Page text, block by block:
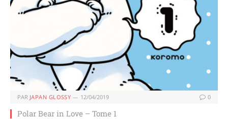
PAR JAPAN GLOSSY 12/04/2019 0
Polar Bear in Love – Tome 1